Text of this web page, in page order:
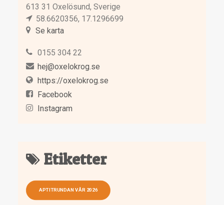
613 31 Oxelösund, Sverige
58.6620356, 17.1296699
Se karta
0155 304 22
hej@oxelokrog.se
https://oxelokrog.se
Facebook
Instagram
Etiketter
APTITRUNDAN VÅR 2026